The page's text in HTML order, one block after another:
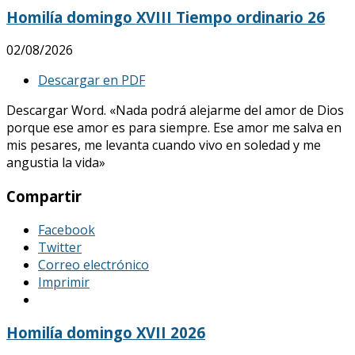
Homilía domingo XVIII Tiempo ordinario 26
02/08/2026
Descargar en PDF
Descargar Word. «Nada podrá alejarme del amor de Dios
porque ese amor es para siempre. Ese amor me salva en
mis pesares, me levanta cuando vivo en soledad y me
angustia la vida»
Compartir
Facebook
Twitter
Correo electrónico
Imprimir
Homilía domingo XVII 2026